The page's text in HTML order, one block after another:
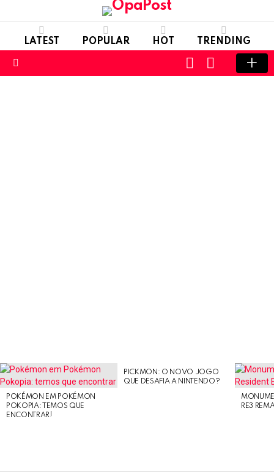
LATEST POPULAR HOT TRENDING
SWITCH
SKIN
LOGIN
LATEST
STORIES
POKÉMON EM POKÉMON
POKOPIA: TEMOS QUE
ENCONTRAR!
PICKMON: O NOVO JOGO
QUE DESAFIA A NINTENDO?
RE3